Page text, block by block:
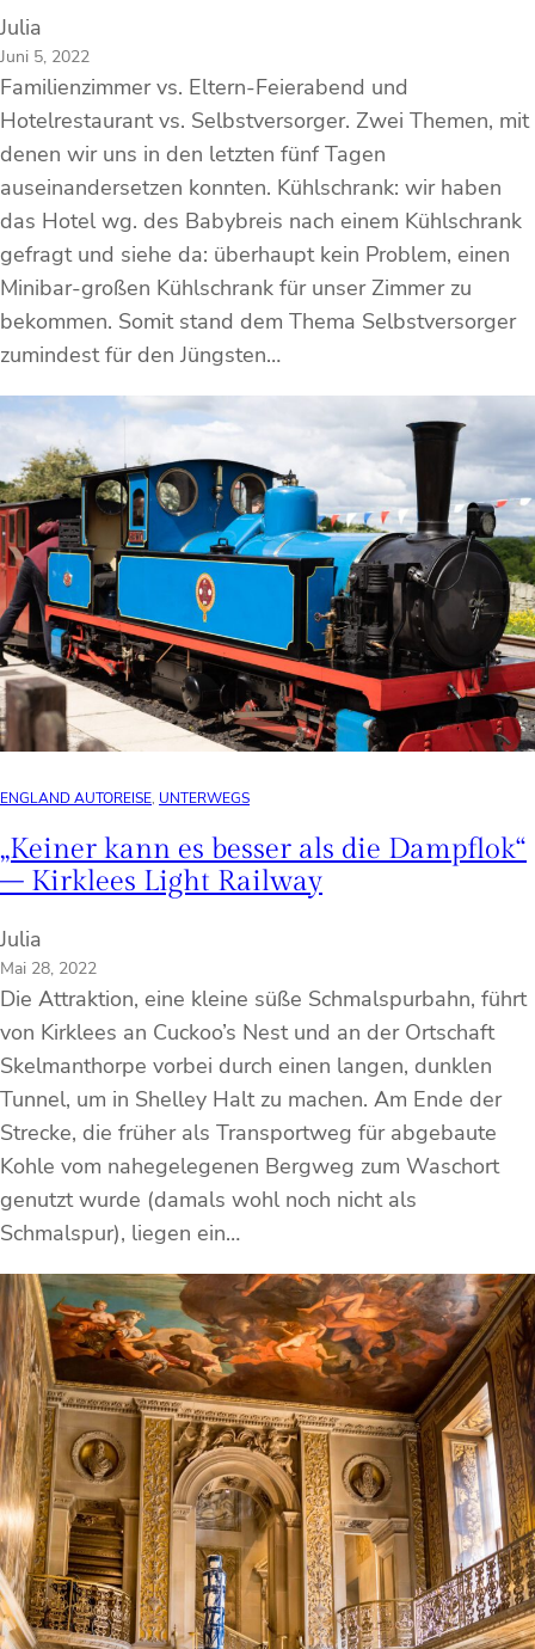
Julia
Juni 5, 2022
Familienzimmer vs. Eltern-Feierabend und
Hotelrestaurant vs. Selbstversorger. Zwei Themen, mit
denen wir uns in den letzten fünf Tagen
auseinandersetzen konnten. Kühlschrank: wir haben
das Hotel wg. des Babybreis nach einem Kühlschrank
gefragt und siehe da: überhaupt kein Problem, einen
Minibar-großen Kühlschrank für unser Zimmer zu
bekommen. Somit stand dem Thema Selbstversorger
zumindest für den Jüngsten…
ENGLAND AUTOREISE, UNTERWEGS
„Keiner kann es besser als die Dampflok“
– Kirklees Light Railway
Julia
Mai 28, 2022
Die Attraktion, eine kleine süße Schmalspurbahn, führt
von Kirklees an Cuckoo’s Nest und an der Ortschaft
Skelmanthorpe vorbei durch einen langen, dunklen
Tunnel, um in Shelley Halt zu machen. Am Ende der
Strecke, die früher als Transportweg für abgebaute
Kohle vom nahegelegenen Bergweg zum Waschort
genutzt wurde (damals wohl noch nicht als
Schmalspur), liegen ein…